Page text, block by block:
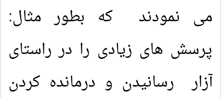
می نمودند که بطور مثال:
پرسش های زیادی را در راستای
آزار رسانیدن و درمانده کردن